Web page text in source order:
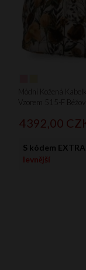
Módní Kožená
Vzorem 515-F
4392, 00
S kódem
levnější